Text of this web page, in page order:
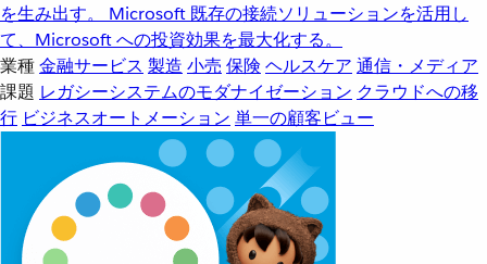
を生み出す。
Microsoft 既存の接続ソリューションを活用し
て、Microsoft への投資効果を最大化する。
業種金融サービス 製造 小売 保険 ヘルスケア 通信・メディア
課題 レガシーシステムのモダナイゼーション クラウドへの移
行 ビジネスオートメーション 単一の顧客ビュー